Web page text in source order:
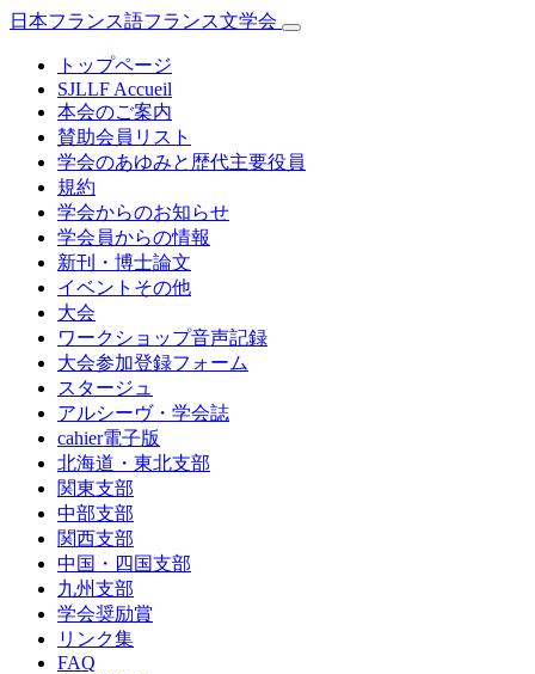
日本フランス語フランス文学会
トップページ
SJLLF Accueil
本会のご案内
賛助会員リスト
学会のあゆみと歴代主要役員
規約
学会からのお知らせ
学会員からの情報
新刊・博士論文
イベントその他
大会
ワークショップ音声記録
大会参加登録フォーム
スタージュ
アルシーヴ・学会誌
cahier電子版
北海道・東北支部
関東支部
中部支部
関西支部
中国・四国支部
九州支部
学会奨励賞
リンク集
FAQ